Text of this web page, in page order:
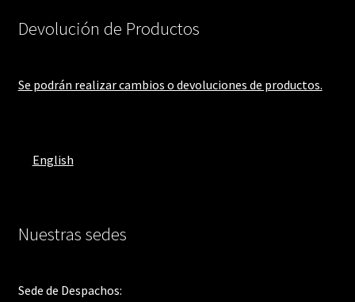
Devolución de Productos
Se podrán realizar cambios o devoluciones de productos.
English
Nuestras sedes
Sede de Despachos: